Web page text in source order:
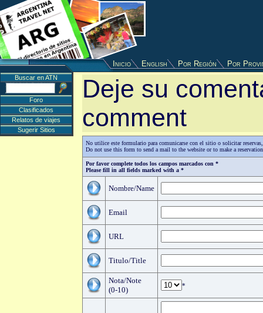
Inicio English Por Región Por
Deje su
comment
No utilice este formulario para comunicarse con el sitio o solicitar
Do not use this form to send a mail to the website or to make a
Por favor complete todos los campos marcados con *
Please fill in all fields marked with a *
Nombre/Name
Email
URL
Titulo/Title
Nota/Note
(0-10)
*
Buscar en ATN
Foro
Clasificados
Relatos de viajes
Sugerir Sitios